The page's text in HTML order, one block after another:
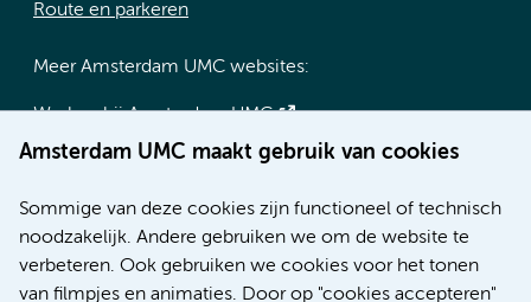
Amsterdam UMC maakt gebruik van cookies
Sommige van deze cookies zijn functioneel of technisch
noodzakelijk. Andere gebruiken we om de website te
verbeteren. Ook gebruiken we cookies voor het tonen
van filmpjes en animaties. Door op "cookies accepteren"
Route en parkeren
Meer Amsterdam UMC websites:
Werken bij Amsterdam UMC
Over Amsterdam UMC
Research
Educatie locatie AMC
Educatie locatie VUmc